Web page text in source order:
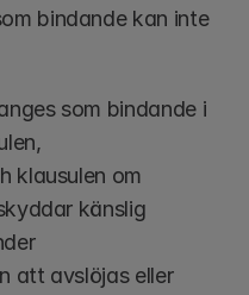
bindande kan inte
som bindande i
klausulen om
känslig
att avslöjas eller